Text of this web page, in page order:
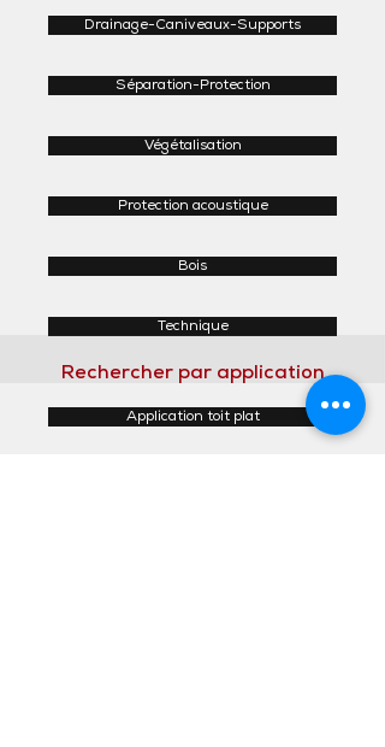
Drainage-Caniveaux-Supports
Séparation-Protection
Végétalisation
Protection acoustique
Bois
Technique
Rechercher par application
Application toit plat